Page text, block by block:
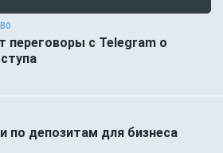
переговоры с Telegram о
по депозитам для бизнеса